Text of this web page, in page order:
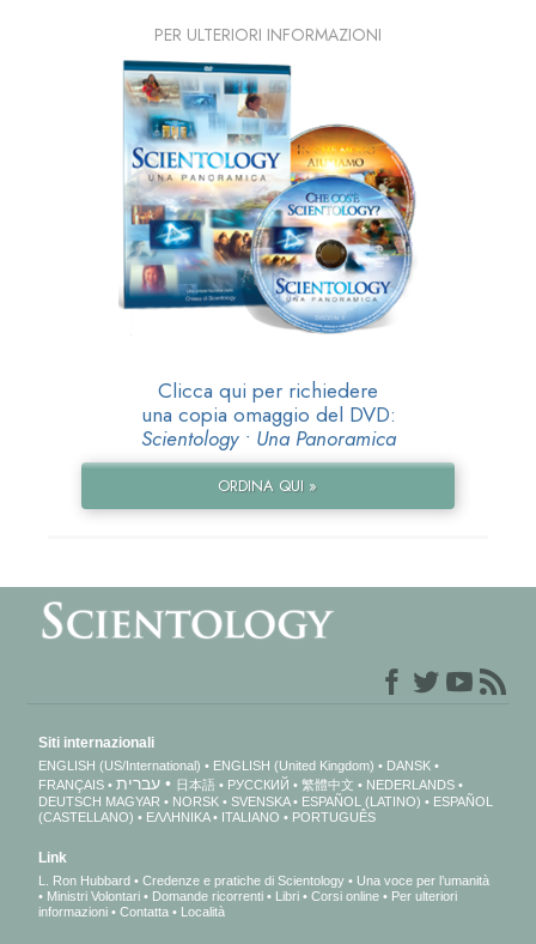
PER ULTERIORI INFORMAZIONI
Clicca qui per richiedere
una copia omaggio del DVD:
Scientology • Una Panoramica
ORDINA QUI »
Siti internazionali
ENGLISH (US/International) ENGLISH (United Kingdom)
DANSK
FRANÇAIS
עברית 日本語 РУССКИЙ 繁體中文
NEDERLANDS
DEUTSCH MAGYAR NORSK SVENSKA ESPAÑOL (LATINO)
ESPAÑOL
(CASTELLANO)
ΕΛΛΗΝΙΚA ITALIANO PORTUGUÊS
Link
L. Ron Hubbard Credenze e pratiche di Scientology
Una voce per l’umanità
Ministri Volontari
Domande ricorrenti Libri Corsi online
Per ulteriori
informazioni
Contatta Località